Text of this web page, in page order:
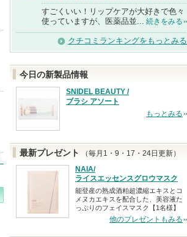
すごくいい！リップケアが大好きで色々
使っていますが、医薬品並... 続きをみる
クチコミランキングをもっとみる
今日の新製品情報
SNIDEL BEAUTY /
ブラシ アソート
もっとみる
最新プレゼント
（毎月1・9・17・24日更新）
NAIA/
ライスエッセンスグロウマスク
能登産の熟成酒粕超濃縮エキスとコ
メヌカエキスを配合した、美容液た
っぷりのフェイスマスク【1名様】
他のプレゼントもみる